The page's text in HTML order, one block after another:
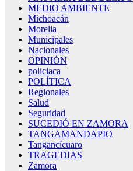
MEDIO AMBIENTE
Michoacán
Morelia
Municipales
Nacionales
OPINIÓN
policiaca
POLÍTICA
Regionales
Salud
Seguridad
SUCEDIÓ EN ZAMORA
TANGAMANDAPIO
Tangancícuaro
TRAGEDIAS
Zamora